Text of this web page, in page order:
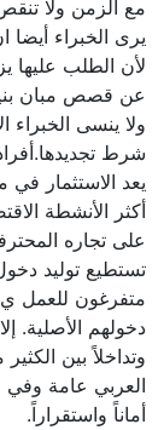
مع الزمن ولا تنقص.
يرى الخبراء أيضا
لأن الطلب عليها
عن قصص مبان بنيت
ولا ينسى الخبراء
شرط
يعد الاستثمار في
أكثر الأنشطة
على تجاره
تستطيع توليد
متفرغون للعمل ي
دخولهم الأصلية.
وتداخلاً بين
العربي عامة وفي
أماناً واستقراراً.